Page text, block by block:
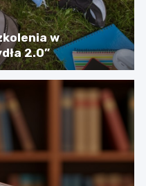
w
2.0”